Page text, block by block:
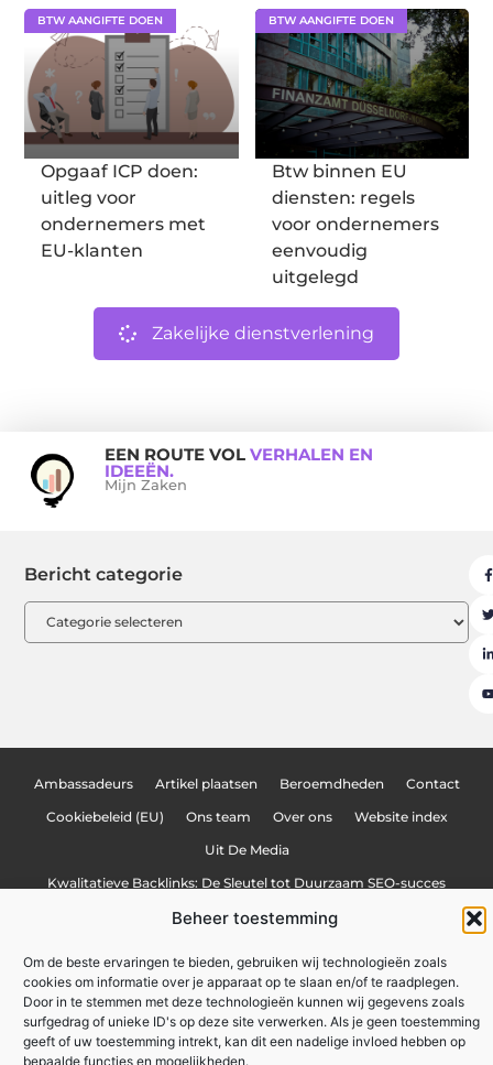
Beheer toestemming
Om de beste ervaringen te bieden, gebruiken wij technologieën zoals
cookies om informatie over je apparaat op te slaan en/of te raadplegen.
Door in te stemmen met deze technologieën kunnen wij gegevens zoals
surfgedrag of unieke ID's op deze site verwerken. Als je geen toestemming
geeft of uw toestemming intrekt, kan dit een nadelige invloed hebben op
bepaalde functies en mogelijkheden.
BTW AANGIFTE DOEN
Opgaaf ICP doen:
uitleg voor
ondernemers met
EU-klanten
BTW AANGIFTE DOEN
Btw binnen EU
diensten: regels
voor ondernemers
eenvoudig
uitgelegd
Zakelijke dienstverlening
EEN ROUTE VOL VERHALEN EN
IDEEËN.
Mijn Zaken
Bericht categorie
Ambassadeurs Artikel plaatsen Beroemdheden Contact
Cookiebeleid (EU) Ons team Over ons Website index
Uit De Media
Kwalitatieve Backlinks: De Sleutel tot Duurzaam SEO-succes
Geld Verdienen met je Website: De Complete Gids voor Beginners
All Rights Reserved © 2025
mijnzaken.be